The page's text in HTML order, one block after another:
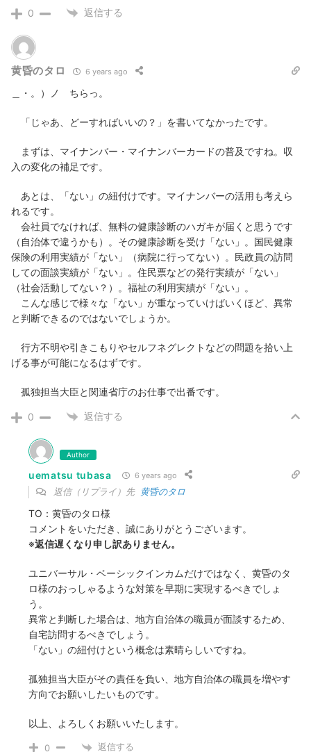
0 返信する
黄昏のタロ 6 years ago
＿・。）ノ ちらっ。
「じゃあ、どーすればいいの？」を書いてなかったです。
まずは、マイナンバー・マイナンバーカードの普及ですね。収
入の変化の補足です。
あとは、「ない」の紐付けです。マイナンバーの活用も考えら
れるです。
会社員でなければ、無料の健康診断のハガキが届くと思うです
（自治体で違うかも）。その健康診断を受け「ない」。国民健康
保険の利用実績が「ない」（病院に行ってない）。民政員の訪問
しての面談実績が「ない」。住民票などの発行実績が「ない」
（社会活動してない？）。福祉の利用実績が「ない」。
こんな感じで様々な「ない」が重なっていけばいくほど、異常
と判断できるのではないでしょうか。
行方不明や引きこもりやセルフネグレクトなどの問題を拾い上
げる事が可能になるはずです。
孤独担当大臣と関連省庁のお仕事で出番です。
0 返信する
Author
uematsu tubasa 6 years ago
返信（リプライ）先 黄昏のタロ
TO：黄昏のタロ様
コメントをいただき、誠にありがとうございます。
※返信遅くなり申し訳ありません。
ユニバーサル・ベーシックインカムだけではなく、黄昏のタ
ロ様のおっしゃるような対策を早期に実現するべきでしょ
う。
異常と判断した場合は、地方自治体の職員が面談するため、
自宅訪問するべきでしょう。
「ない」の紐付けという概念は素晴らしいですね。
孤独担当大臣がその責任を負い、地方自治体の職員を増やす
方向でお願いしたいものです。
以上、よろしくお願いいたします。
0 返信する